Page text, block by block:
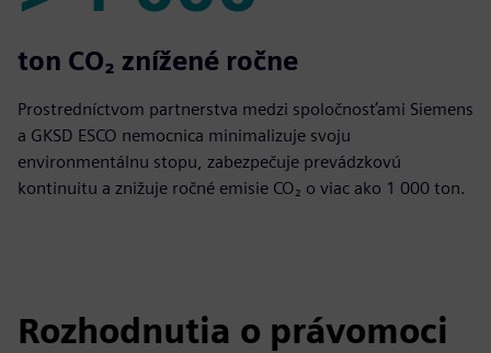
> 1 000
ton CO₂ znížené ročne
Prostredníctvom partnerstva medzi spoločnosťami Siemens
a GKSD ESCO nemocnica minimalizuje svoju
environmentálnu stopu, zabezpečuje prevádzkovú
kontinuitu a znižuje ročné emisie CO₂ o viac ako 1 000 ton.
Rozhodnutia o právomoci